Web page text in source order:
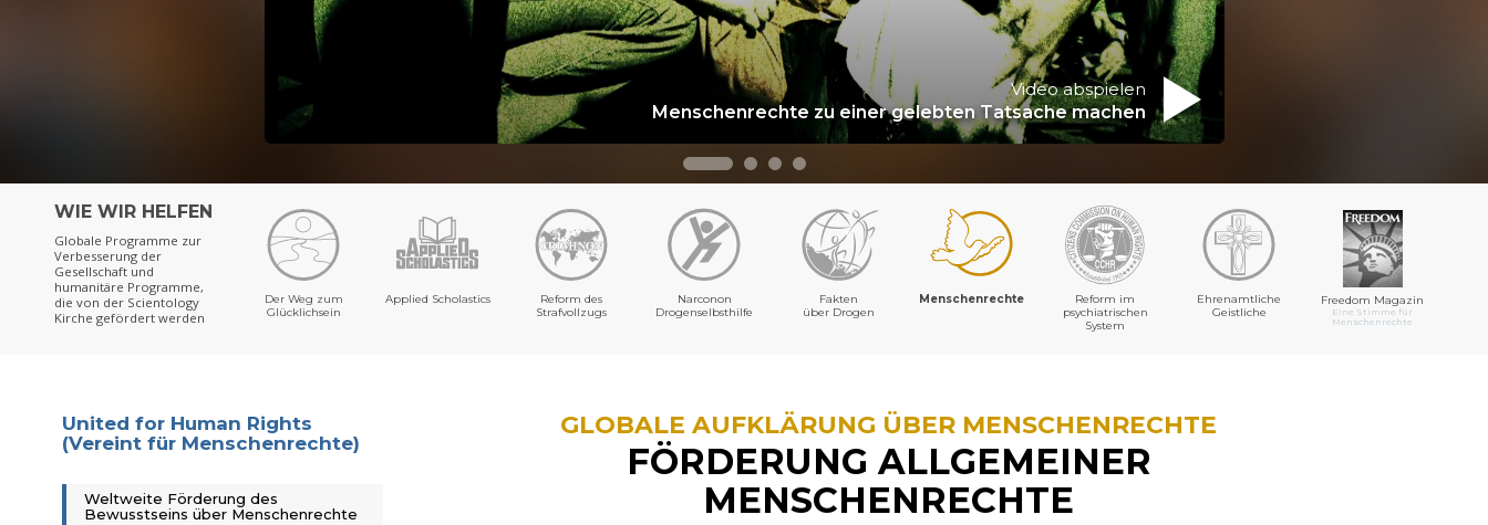
Video abspielen
Menschenrechte zu einer gelebten Tatsache machen
WIE WIR HELFEN
Globale Programme zur
Verbesserung der
Gesellschaft und
humanitäre Programme,
die von der Scientology
Kirche gefördert werden
Der Weg zum
Glücklichsein
Applied Scholastics
Reform des
Strafvollzugs
Narconon
Drogenselbsthilfe
Fakten
über Drogen
Menschenrechte
Reform im
psychiatrischen
System
Ehrenamtliche
Geistliche
Freedom Magazin
Eine Stimme für
Menschenrechte
GLOBALE AUFKLÄRUNG ÜBER MENSCHENRECHTE
FÖRDERUNG ALLGEMEINER
MENSCHENRECHTE
United for Human Rights
(Vereint für Menschenrechte)
Weltweite Förderung des
Bewusstseins über Menschenrechte